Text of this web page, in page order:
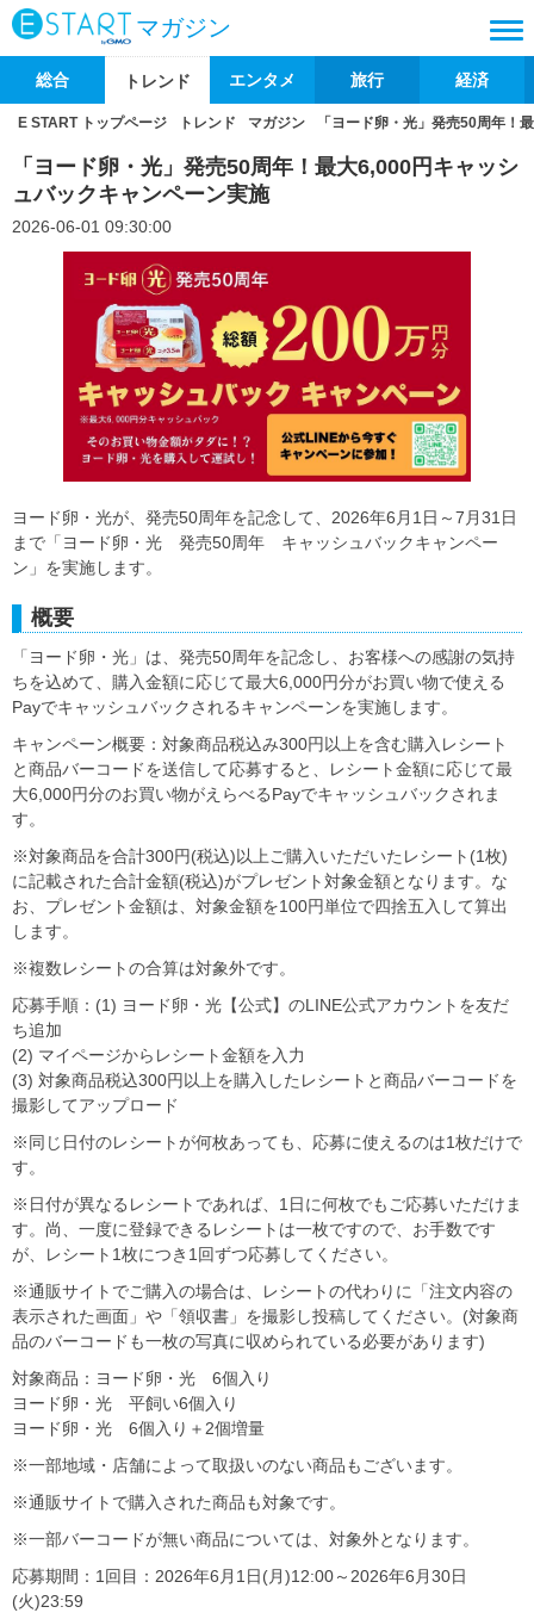
マガジン
総合 トレンド エンタメ 旅行 経済
E START トップページ トレンド マガジン 「ヨード卵・光」発売50周年！
「ヨード卵・光」発売50周年！最大6,000円キャッシ
ュバックキャンペーン実施
2026-06-01 09:30:00
ヨード卵・光が、発売50周年を記念して、2026年6月1日～7月31日
まで「ヨード卵・光 発売50周年 キャッシュバックキャンペー
ン」を実施します。
概要
「ヨード卵・光」は、発売50周年を記念し、お客様への感謝の気持
ちを込めて、購入金額に応じて最大6,000円分がお買い物で使える
Payでキャッシュバックされるキャンペーンを実施します。
キャンペーン概要：対象商品税込み300円以上を含む購入レシート
と商品バーコードを送信して応募すると、レシート金額に応じて最
大6,000円分のお買い物がえらべるPayでキャッシュバックされま
す。
※対象商品を合計300円(税込)以上ご購入いただいたレシート(1枚)
に記載された合計金額(税込)がプレゼント対象金額となります。な
お、プレゼント金額は、対象金額を100円単位で四捨五入して算出
します。
※複数レシートの合算は対象外です。
応募手順：(1) ヨード卵・光【公式】のLINE公式アカウントを友だ
ち追加
(2) マイページからレシート金額を入力
(3) 対象商品税込300円以上を購入したレシートと商品バーコードを
撮影してアップロード
※同じ日付のレシートが何枚あっても、応募に使えるのは1枚だけで
す。
※日付が異なるレシートであれば、1日に何枚でもご応募いただけま
す。尚、一度に登録できるレシートは一枚ですので、お手数です
が、レシート1枚につき1回ずつ応募してください。
※通販サイトでご購入の場合は、レシートの代わりに「注文内容の
表示された画面」や「領収書」を撮影し投稿してください。(対象商
品のバーコードも一枚の写真に収められている必要があります)
対象商品：ヨード卵・光 6個入り
ヨード卵・光 平飼い6個入り
ヨード卵・光 6個入り＋2個増量
※一部地域・店舗によって取扱いのない商品もございます。
※通販サイトで購入された商品も対象です。
※一部バーコードが無い商品については、対象外となります。
応募期間：1回目：2026年6月1日(月)12:00～2026年6月30日
(火)23:59